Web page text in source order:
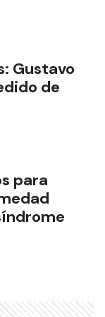
Gustavo
de
para